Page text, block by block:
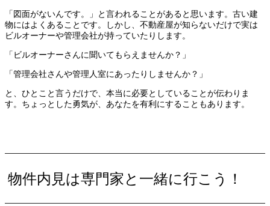
「図面がないんです。」と言われることがあると思います。古い建
物にはよくあることです。しかし、不動産屋が知らないだけで実は
ビルオーナーや管理会社が持っていたりします。
「ビルオーナーさんに聞いてもらえませんか？」
「管理会社さんや管理人室にあったりしませんか？」
と、ひとこと言うだけで、本当に必要としていることが伝わりま
す。ちょっとした勇気が、あなたを有利にすることもあります。
物件内見は専門家と一緒に行こう！